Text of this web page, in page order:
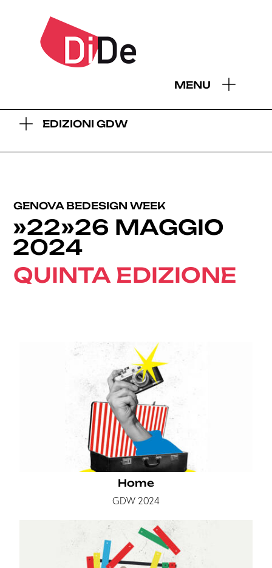
MENU
EDIZIONI GDW
GENOVA BEDESIGN WEEK
»22»26 MAGGIO
2024
QUINTA EDIZIONE
Home
GDW 2024
2026 2025 2024 2023 2022 2021 2019